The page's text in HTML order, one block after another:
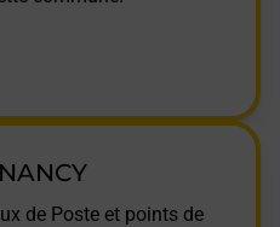
de Poste et points de